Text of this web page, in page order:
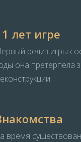
лет игре
релиз игры
она претерпела
время